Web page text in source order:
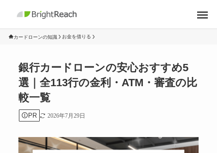
カードローンの知識 お金を借りる
銀行カードローンの安心おすすめ5
選｜全113行の金利・ATM・審査の比
較一覧
PR 2026年7月29日